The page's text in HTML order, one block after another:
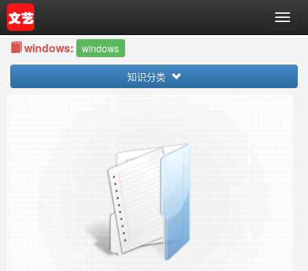
T
o
g
e
windows: windows
知识分类